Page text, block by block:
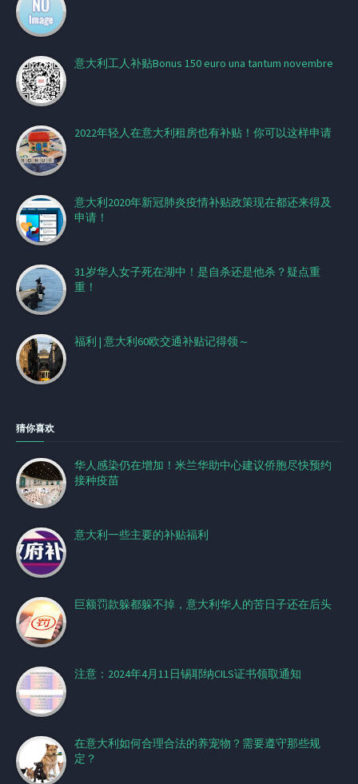
意大利工人补贴Bonus 150 euro una tantum novembre
2022年轻人在意大利租房也有补贴！你可以这样申请
意大利2020年新冠肺炎疫情补贴政策现在都还来得及
申请！
31岁华人女子死在湖中！是自杀还是他杀？疑点重
重！
福利 | 意大利60欧交通补贴记得领～
猜你喜欢
华人感染仍在增加！米兰华助中心建议侨胞尽快预约
接种疫苗
意大利一些主要的补贴福利
巨额罚款躲都躲不掉，意大利华人的苦日子还在后头
注意：2024年4月11日锡耶纳CILS证书领取通知
在意大利如何合理合法的养宠物？需要遵守那些规
定？